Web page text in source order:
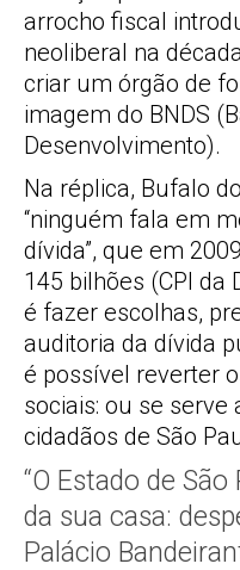
arrocho fiscal
neoliberal na
criar um órgão de
imagem do BNDS
Desenvolvimento).
Na réplica, Bufalo
“ninguém fala em
dívida”, que em
145 bilhões (CPI da
é fazer escolhas,
auditoria da dívida
é possível reverter
sociais: ou se serve
cidadãos de São
“O Estado de
da sua casa:
Palácio